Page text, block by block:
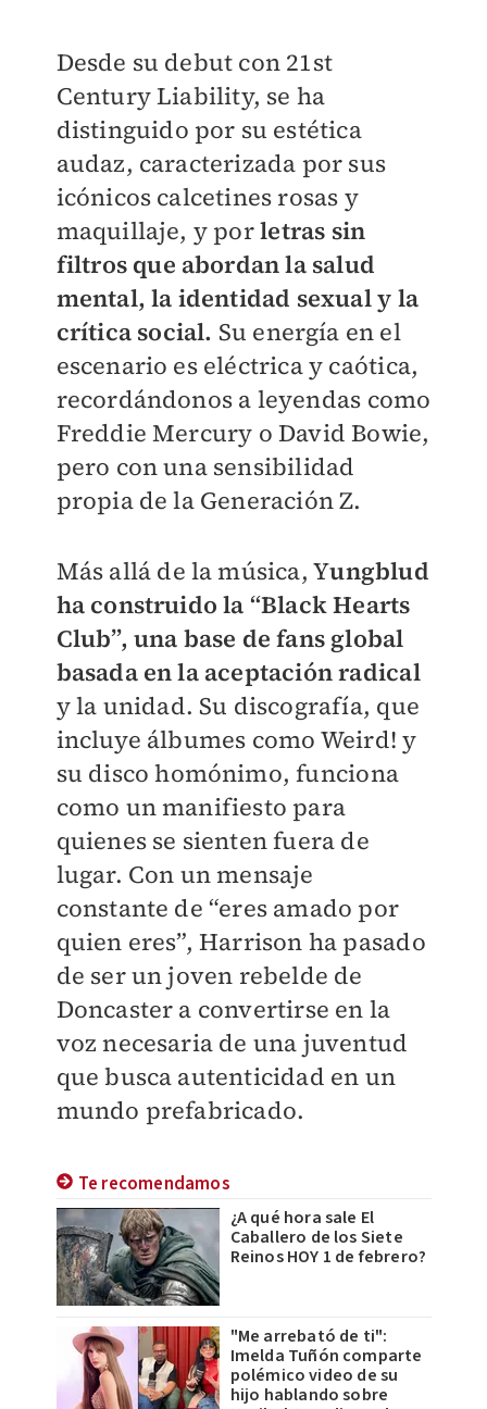
Desde su debut con 21st
Century Liability, se ha
distinguido por su estética
audaz, caracterizada por sus
icónicos calcetines rosas y
maquillaje, y porletras sin
filtros que abordan la salud
mental, la identidad sexual y la
crítica social. Su energía en el
escenario es eléctrica y caótica,
recordándonos a leyendas como
Freddie Mercury o David Bowie,
pero con una sensibilidad
propia de la Generación Z.
Más allá de la música, Yungblud
ha construido la “Black Hearts
Club”, una base de fans global
basada en la aceptación radical
y la unidad. Su discografía, que
incluye álbumes como Weird! y
su disco homónimo, funciona
como un manifiesto para
quienes se sienten fuera de
lugar. Con un mensaje
constante de “eres amado por
quien eres”, Harrison ha pasado
de ser un joven rebelde de
Doncaster a convertirse en la
voz necesaria de una juventud
que busca autenticidad en un
mundo prefabricado.
Te recomendamos
¿A qué hora sale El
Caballero de los Siete
Reinos HOY 1 de febrero?
"Me arrebató de ti":
Imelda Tuñón comparte
polémico video de su
hijo hablando sobre